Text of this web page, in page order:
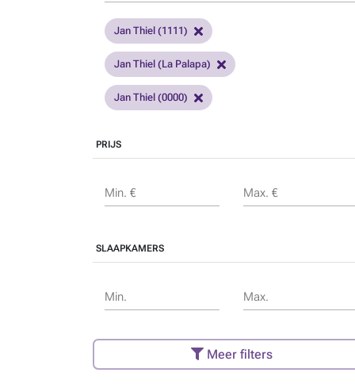
Jan Thiel (1111)
Jan Thiel (La Palapa)
Jan Thiel (0000)
PRIJS
Min. € Max. €
SLAAPKAMERS
Min. Max.
Meer filters